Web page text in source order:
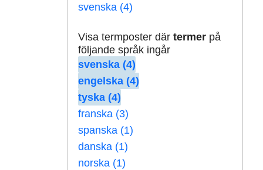
svenska (4)
Visa termposter där termerpå
följande språk ingår
svenska (4)
engelska (4)
tyska (4)
franska (3)
spanska (1)
danska (1)
norska (1)